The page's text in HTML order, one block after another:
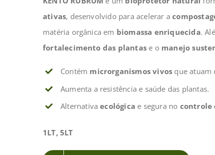
ativas, desenvolvido para acelerar a
matéria orgânica em biomassa enriquecida.
fortalecimento das plantas e o manejo
Contém microrganismos vivos que atuam
Aumenta a resistência e saúde das plantas.
Alternativaecológica e segura no controle
1LT, 5LT